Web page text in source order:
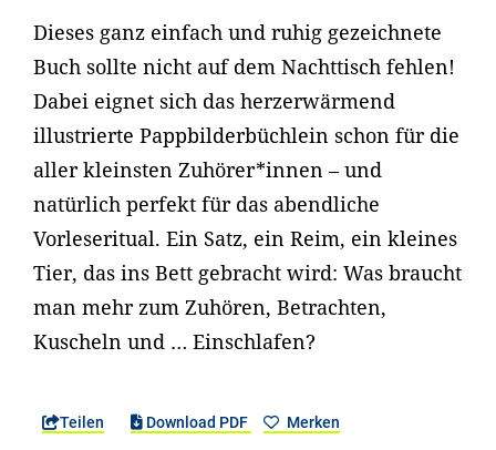
Dieses ganz einfach und ruhig gezeichnete
Buch sollte nicht auf dem Nachttisch fehlen!
Dabei eignet sich das herzerwärmend
illustrierte Pappbilderbüchlein schon für die
aller kleinsten Zuhörer*innen – und
natürlich perfekt für das abendliche
Vorleseritual. Ein Satz, ein Reim, ein kleines
Tier, das ins Bett gebracht wird: Was braucht
man mehr zum Zuhören, Betrachten,
Kuscheln und … Einschlafen?
Teilen Download PDF Merken